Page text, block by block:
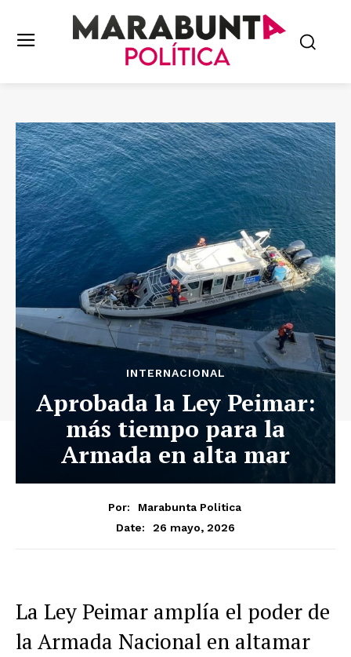
INTERNACIONAL
Aprobada la Ley Peimar:
más tiempo para la
Armada en alta mar
Por:
Marabunta Politica
Date:
26 mayo, 2026
La Ley Peimar amplía el poder de
la Armada Nacional en altamar